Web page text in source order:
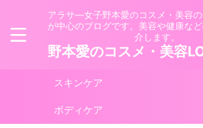
アラサ―女子野本愛のコスメ・美容の
が中心のブログです。美容や健康な
介します。
野本愛のコスメ・美容
スキンケア
ボディケア